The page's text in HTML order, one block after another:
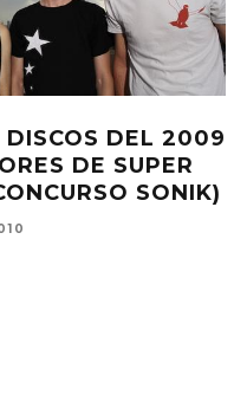
DEL 2009
DE SUPER
SONIK)